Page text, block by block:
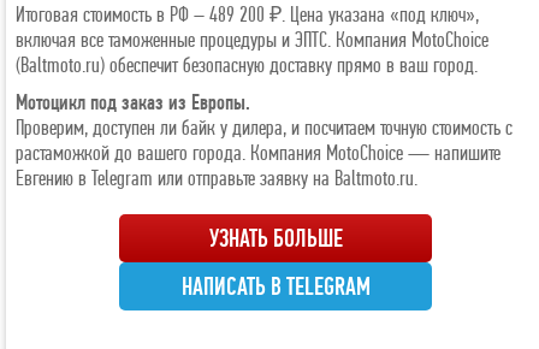
Итоговая стоимость в РФ – 489 200 ₽. Цена указана «под ключ»,
включая все таможенные процедуры и ЭПТС. Компания MotoChoice
(Baltmoto.ru) обеспечит безопасную доставку прямо в ваш город.
Мотоцикл под заказ из Европы.
Проверим, доступен ли байк у дилера, и посчитаем точную стоимость с
растаможкой до вашего города. Компания MotoChoice — напишите
Евгению в Telegram или отправьте заявку на Baltmoto.ru.
УЗНАТЬ БОЛЬШЕ
НАПИСАТЬ В TELEGRAM